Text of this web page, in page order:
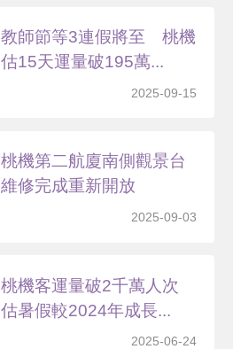
教師節等3連假將至 桃機
估15天運量破195萬...
2025-09-15
桃機第二航廈南側觀景台
維修完成重新開放
2025-09-03
桃機客運量破2千萬人次
估暑假較2024年成長...
2025-06-24